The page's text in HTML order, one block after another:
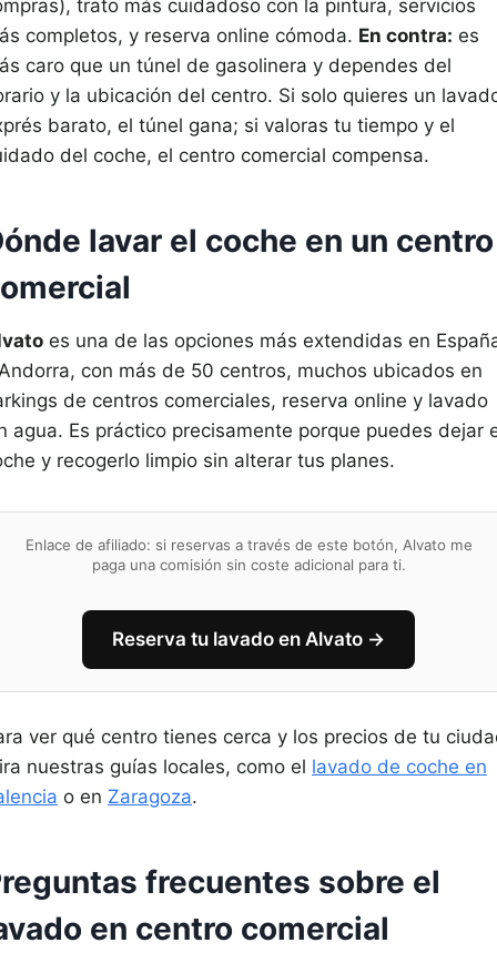
trato más cuidadoso con la pintura, servicios
completos, y reserva online cómoda. En contra: es
caro que un túnel de gasolinera y dependes del
y la ubicación del centro. Si solo quieres un
barato, el túnel gana; si valoras tu tiempo y el
del coche, el centro comercial compensa.
lavar el coche en un centro
es una de las opciones más extendidas en
con más de 50 centros, muchos ubicados en
de centros comerciales, reserva online y lavado
agua. Es práctico precisamente porque puedes dejar
y recogerlo limpio sin alterar tus planes.
Enlace de afiliado: si reservas a través de este botón, Alvato me
paga una comisión sin coste adicional para ti.
Reserva tu lavado en Alvato →
ver qué centro tienes cerca y los precios de tu
nuestras guías locales, como el lavado de coche en
o en Zaragoza.
frecuentes sobre el
en centro comercial